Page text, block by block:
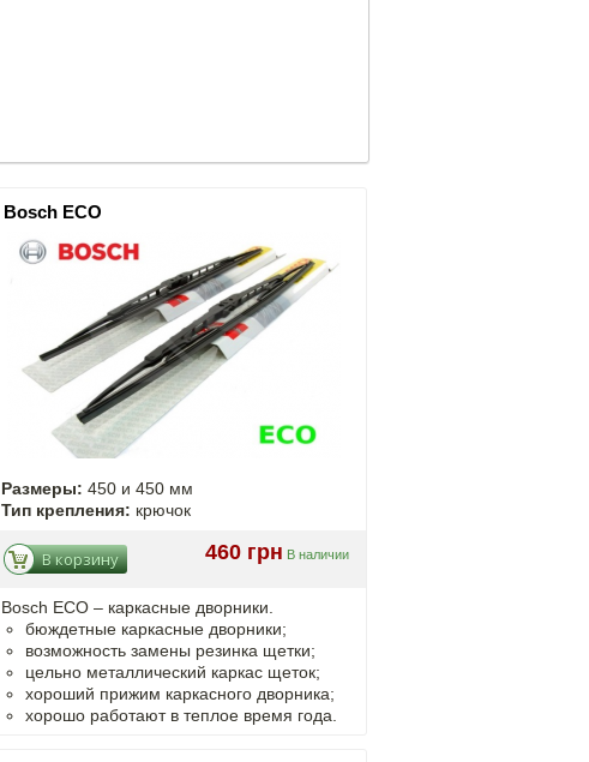
Bosch ECO
Размеры: 450 и 450 мм
Тип крепления: крючок
460 грн В наличии
В корзину
Bosch ECO – каркасные дворники.
бюждетные каркасные дворники;
возможность замены резинка щетки;
цельно металлический каркас щеток;
хороший прижим каркасного дворника;
хорошо работают в теплое время года.